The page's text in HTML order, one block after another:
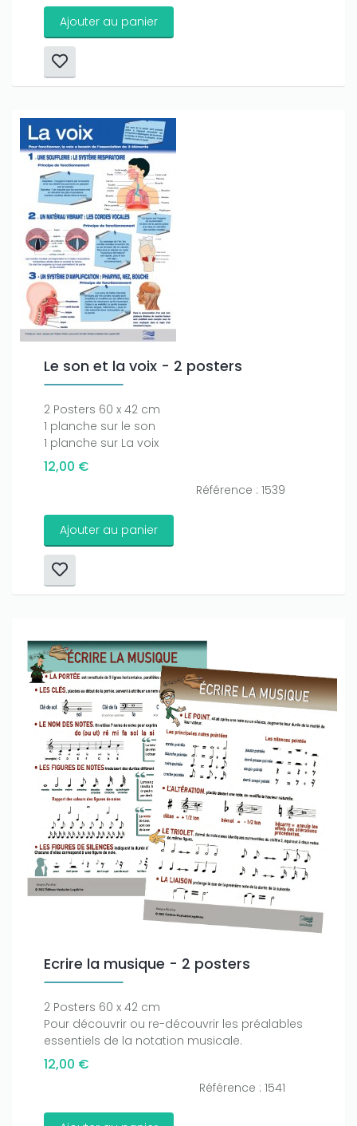
Ajouter au panier
Le son et la voix - 2 posters
2 Posters 60 x 42 cm
1 planche sur le son
1 planche sur La voix
12,00 €
Référence : 1539
Ajouter au panier
Ecrire la musique - 2 posters
2 Posters 60 x 42 cm
Pour découvrir ou re-découvrir les préalables
essentiels de la notation musicale.
12,00 €
Référence : 1541